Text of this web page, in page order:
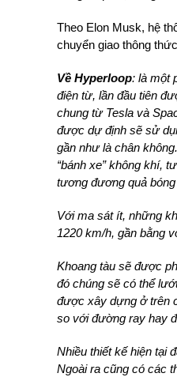
Theo Elon Musk, hệ
chuyển giao thông
Về Hyperloop: là một
điện từ, lần đầu tiên
chung từ Tesla và
được dự định sẽ sử
gần như là chân
“bánh xe” không khí,
tương đương quả
Với ma sát ít, những
1220 km/h, gần bằng
Khoang tàu sẽ được
đó chúng sẽ có thể
được xây dựng ở trên
so với đường ray hay
Nhiều thiết kế hiện tại
Ngoài ra cũng có các